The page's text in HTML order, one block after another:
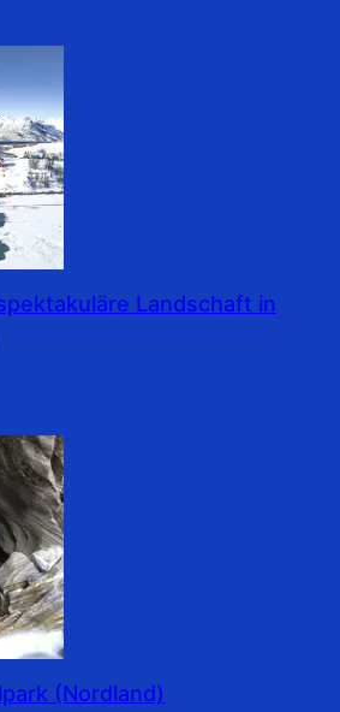
Landschaft in
(Nordland)